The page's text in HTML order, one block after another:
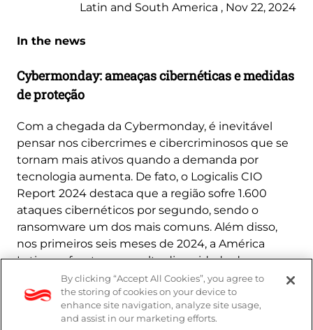
Latin and South America , Nov 22, 2024
In the news
Cybermonday: ameaças cibernéticas e medidas
de proteção
Com a chegada da Cybermonday, é inevitável
pensar nos cibercrimes e cibercriminosos que se
tornam mais ativos quando a demanda por
tecnologia aumenta. De fato, o Logicalis CIO
Report 2024 destaca que a região sofre 1.600
ataques cibernéticos por segundo, sendo o
ransomware um dos mais comuns. Além disso,
nos primeiros seis meses de 2024, a América
Latina enfrentou uma alta diversidade de
malware, com uma média de 2,6 milhões de
amostras únicas.
Saiba mais
By clicking “Accept All Cookies”, you agree to
the storing of cookies on your device to
enhance site navigation, analyze site usage,
and assist in our marketing efforts.